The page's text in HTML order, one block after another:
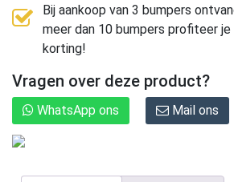
Bij aankoop van 3 bumpers
meer dan 10 bumpers profiteer je
korting!
Vragen over deze product?
WhatsApp ons Mail ons